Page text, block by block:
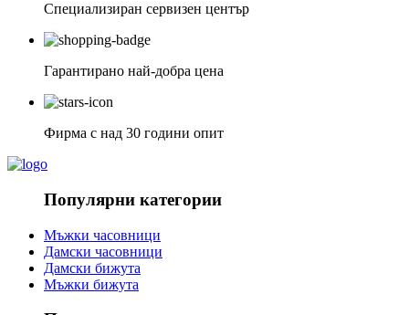
Специализиран сервизен център
Гарантирано най-добра цена
Фирма с над 30 години опит
Популярни категории
Мъжки часовници
Дамски часовници
Дамски бижута
Мъжки бижута